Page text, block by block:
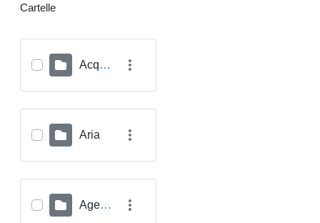
Cartelle
Acqua
Aria
Agenti Fisici